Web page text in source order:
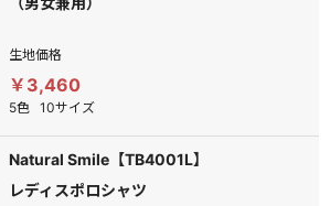
生地価格
￥3,460
5色 10サイズ
Natural Smile【TB4001L】
レディスポロシャツ